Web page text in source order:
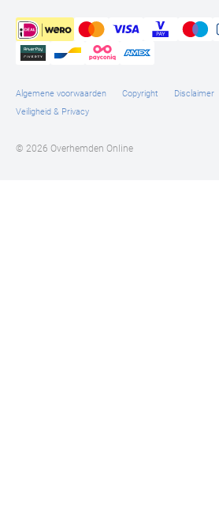
Algemene voorwaarden Copyright Disclaimer
Veiligheid & Privacy
© 2026 Overhemden Online